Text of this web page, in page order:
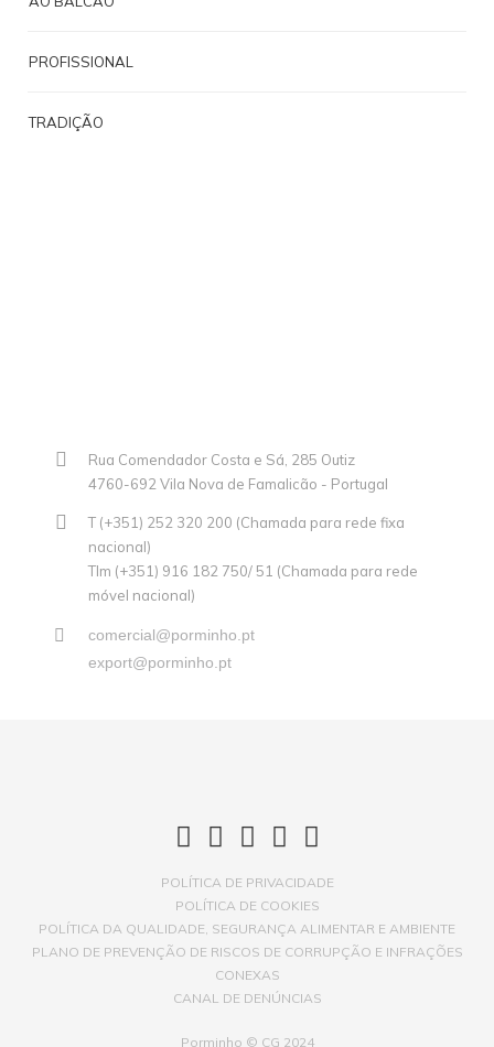
PROFISSIONAL
TRADIÇÃO
Rua Comendador Costa e Sá, 285 Outiz
4760-692 Vila Nova de Famalicão - Portugal
T (+351) 252 320 200 (Chamada para rede fixa
nacional)
Tlm (+351) 916 182 750/ 51 (Chamada para rede
móvel nacional)
comercial@porminho.pt
export@porminho.pt
POLÍTICA DE PRIVACIDADE
POLÍTICA DE COOKIES
POLÍTICA DA QUALIDADE, SEGURANÇA ALIMENTAR E AMBIENTE
PLANO DE PREVENÇÃO DE RISCOS DE CORRUPÇÃO E INFRAÇÕES
CONEXAS
CANAL DE DENÚNCIAS
Porminho © CG 2024